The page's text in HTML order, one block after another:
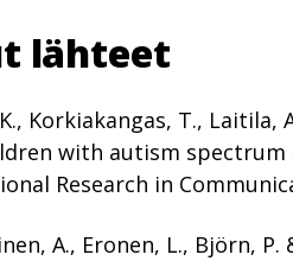
lähteet
Korkiakangas, T., Laitila,
with autism
Research in
A., Eronen, L., Björn,